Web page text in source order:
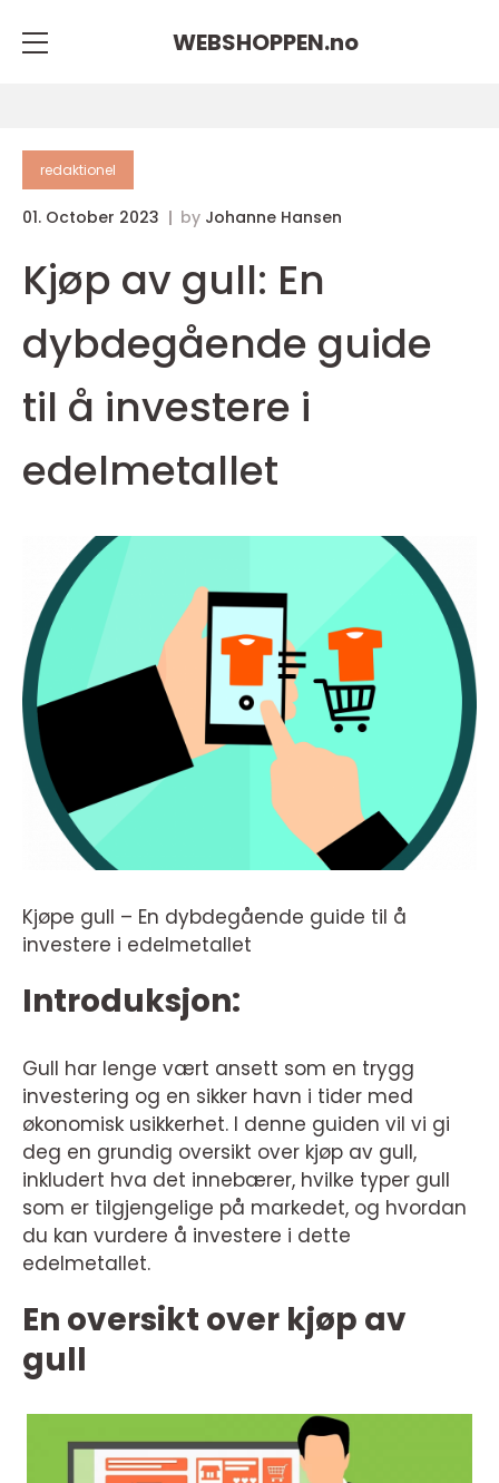
WEBSHOPPEN.no
redaktionel
01. October 2023 by Johanne Hansen
Kjøp av gull: En
dybdegående guide
til å investere i
edelmetallet
Kjøpe gull – En dybdegående guide til å
investere i edelmetallet
Introduksjon:
Gull har lenge vært ansett som en trygg
investering og en sikker havn i tider med
økonomisk usikkerhet. I denne guiden vil vi gi
deg en grundig oversikt over kjøp av gull,
inkludert hva det innebærer, hvilke typer gull
som er tilgjengelige på markedet, og hvordan
du kan vurdere å investere i dette
edelmetallet.
En oversikt over kjøp av
gull